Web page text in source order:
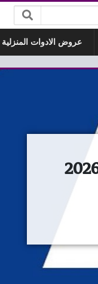
عروض الادوات المنزلية
ماركت من 7 يونيو حتى 19 يونيو 2026